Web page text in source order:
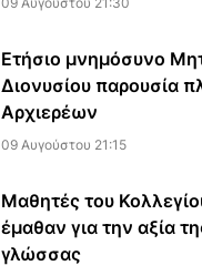
Ετήσιο μνημόσυνο
Διονυσίου παρουσία
Αρχιερέων
09 Αυγούστου 21:15
Μαθητές του
έμαθαν για την αξία
γλώσσας